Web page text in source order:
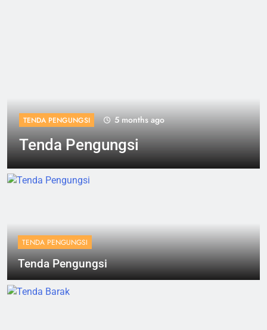
TENDA PENGUNGSI 5 months ago
Tenda Pengungsi
TENDA PENGUNGSI
Tenda Pengungsi